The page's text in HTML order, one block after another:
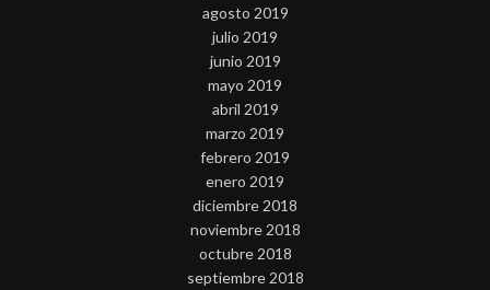
agosto 2019
julio 2019
junio 2019
mayo 2019
abril 2019
marzo 2019
febrero 2019
enero 2019
diciembre 2018
noviembre 2018
octubre 2018
septiembre 2018